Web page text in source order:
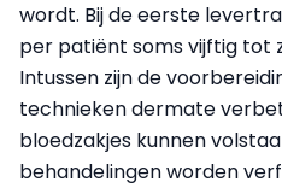
wordt. Bij de eerste
per patiënt soms vijftig tot
Intussen zijn de
technieken dermate
bloedzakjes kunnen
behandelingen worden